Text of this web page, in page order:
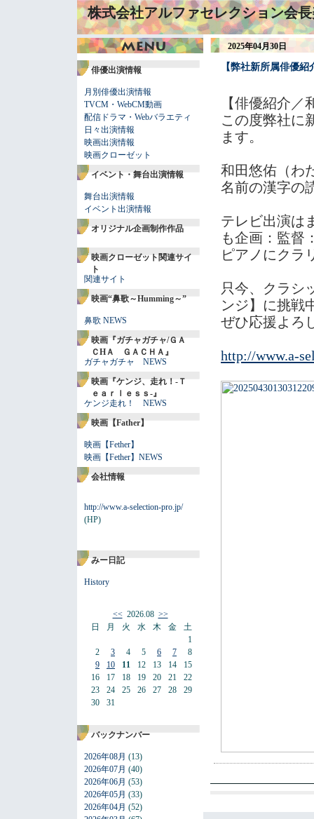
株式会社アルファセレクション会
俳優出演情報
月別俳優出演情報
TVCM・WebCM動画
配信ドラマ・Webバラエティ
日々出演情報
映画出演情報
映画クローゼット
イベント・舞台出演情報
舞台出演情報
イベント出演情報
オリジナル企画制作作品
映画クローゼット関連サイ
ト
関連サイト
映画“鼻歌～Humming～”
鼻歌 NEWS
映画『ガチャガチャ/ＧＡ
ＣHＡ ＧＡＣＨＡ』
ガチャガチャ NEWS
映画『ケンジ、走れ！-Ｔ
ｅａｒｌｅｓｓ-』
ケンジ走れ！ NEWS
映画【Father】
映画【Fether】
映画【Fether】NEWS
会社情報
http://www.a-selection-pro.jp/
(HP)
みー日記
History
<<2026.08 >>
日
2
9
16
23
30
月
3
10
17
24
31
火
4
11
18
25
水
5
12
19
26
木
6
13
20
27
金
7
14
21
28
土
1
8
15
22
29
バックナンバー
2026年08月 (13)
2026年07月 (40)
2026年06月 (53)
2026年05月 (33)
2026年04月 (52)
2025年04月30日
【弊社新所属俳優
【俳優紹介／
この度弊社に
ます。
和田悠佑（わ
名前の漢字の
テレビ出演は
も企画：監督
ピアノにクラ
只今、クラシ
ンジ】に挑戦
ぜひ応援よろ
http://www.a-